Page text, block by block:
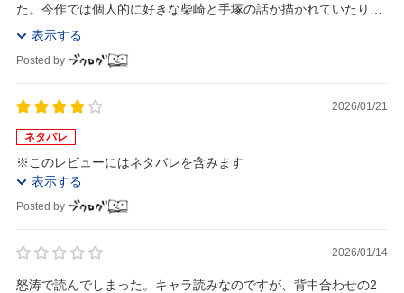
た。今作では個人的に好きな柴崎と手塚の話が描かれていたり、
緒形の話も凄く好きだった。 これまで読んで...
表示する
Posted by
2026/01/21
ネタバレ
※このレビューにはネタバレを含みます
表示する
Posted by
2026/01/14
怒涛で読んでしまった。キャラ読みなのですが、背中合わせの2